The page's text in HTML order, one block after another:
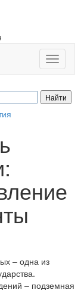
Toggle
– одна из
– подземная